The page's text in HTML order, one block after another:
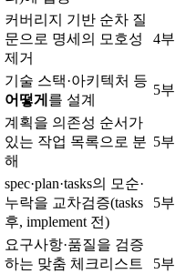
커버리지 기반 순차 질
문으로 명세의 모호성
제거
4부
기술 스택·아키텍처 등
어떻게 를 설계
5부
계획을 의존성 순서가
있는 작업 목록으로 분
해
5부
spec·plan·tasks의 모순·
누락을 교차검증(tasks
후, implement 전)
5부
요구사항·품질을 검증
하는 맞춤 체크리스트
5부